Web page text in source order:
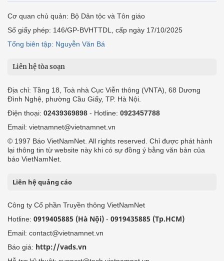
Cơ quan chủ quản: Bộ Dân tộc và Tôn giáo
Số giấy phép: 146/GP-BVHTTDL, cấp ngày 17/10/2025
Tổng biên tập: Nguyễn Văn Bá
Liên hệ tòa soạn
Địa chỉ: Tầng 18, Toà nhà Cục Viễn thông (VNTA), 68 Dương
Đình Nghệ, phường Cầu Giấy, TP. Hà Nội.
Điện thoại: 02439369898 - Hotline: 0923457788
Email: vietnamnet@vietnamnet.vn
© 1997 Báo VietNamNet. All rights reserved. Chỉ được phát hành
lại thông tin từ website này khi có sự đồng ý bằng văn bản của
báo VietNamNet.
Liên hệ quảng cáo
Công ty Cổ phần Truyền thông VietNamNet
Hotline: 0919405885 (Hà Nội) - 0919435885 (Tp.HCM)
Email: contact@vietnamnet.vn
Báo giá: http://vads.vn